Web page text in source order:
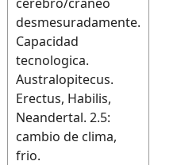
desmesuradamente.
Capacidad
tecnologica.
Australopitecus.
Erectus, Habilis,
Neandertal. 2.5:
cambio de clima,
frio.